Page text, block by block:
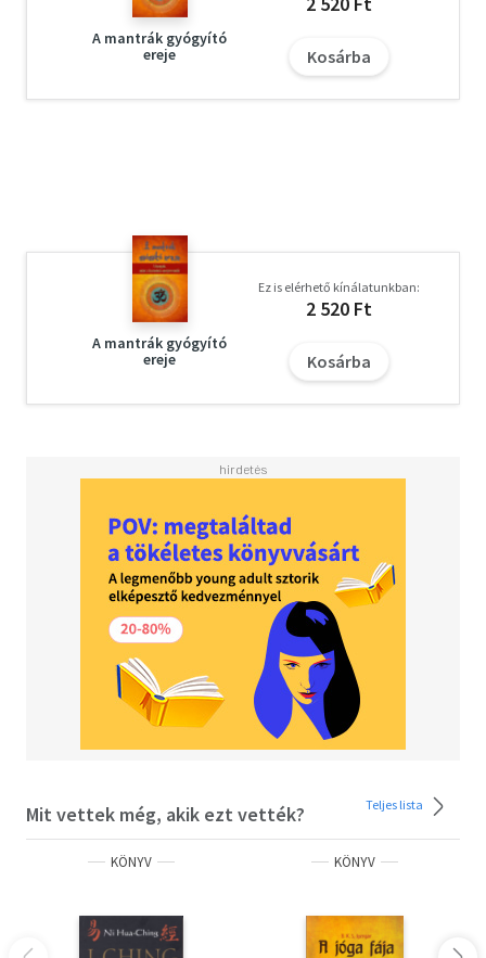
A mantrák gyógyító
ereje
Kosárba
A mantrák gyógyító
ereje
Ez is elérhető kínálatunkban:
2 520 Ft
Kosárba
Mit vettek még, akik ezt vették? Teljes lista
KÖNYV KÖNYV